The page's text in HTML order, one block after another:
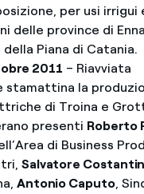
per usi irrigui
delle province di
Piana di Catania.
2011 – Riavviata
stamattina la
di Troina e
presenti Roberto
di Business
Salvatore
Antonio Caputo,